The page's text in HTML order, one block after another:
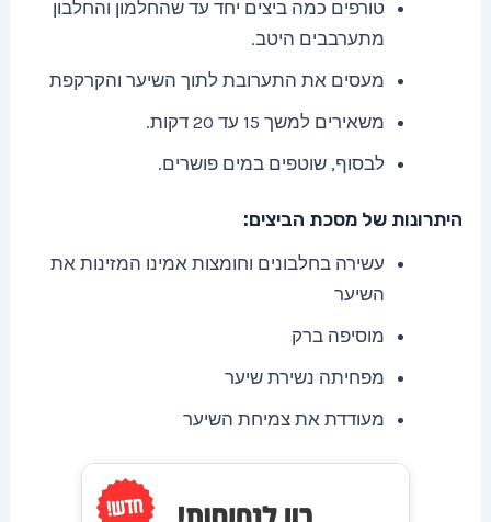
טורפים כמה ביצים יחד עד שהחלמון והחלבון
מתערבבים היטב.
מעסים את התערובת לתוך השיער והקרקפת
משאירים למשך 15 עד 20 דקות.
לבסוף, שוטפים במים פושרים.
היתרונות של מסכת הביצים:
עשירה בחלבונים וחומצות אמינו המזינות את
השיער
מוסיפה ברק
מפחיתה נשירת שיער
מעודדת את צמיחת השיער